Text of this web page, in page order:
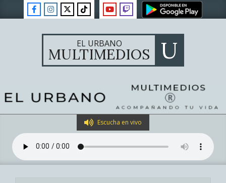
to
EL URBANO
MULTIMEDIOS U
Navigation
Menu
Escucha en vivo